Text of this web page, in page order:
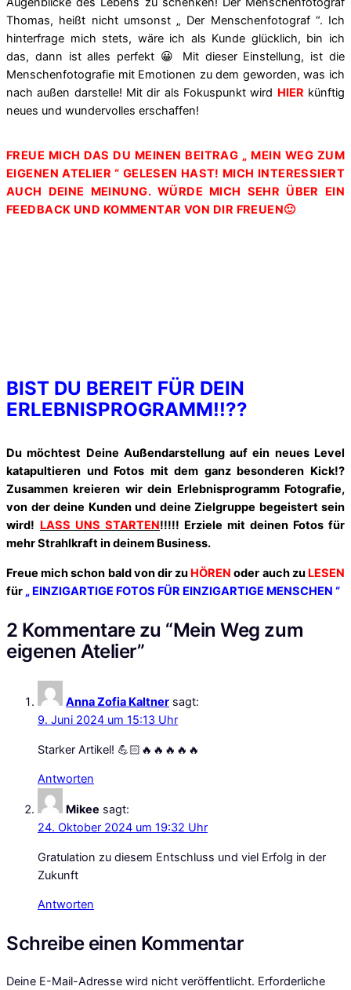
Thomas, heißt nicht umsonst „ Der Menschenfotograf “. Ich
hinterfrage mich stets, wäre ich als Kunde glücklich, bin ich
das, dann ist alles perfekt 😀 Mit dieser Einstellung, ist die
Menschenfotografie mit Emotionen zu dem geworden, was ich
nach außen darstelle! Mit dir als Fokuspunkt wird HIER künftig
neues und wundervolles erschaffen!
FREUE MICH DAS DU MEINEN BEITRAG „ MEIN WEG ZUM
EIGENEN ATELIER “ GELESEN HAST! MICH INTERESSIERT
AUCH DEINE MEINUNG. WÜRDE MICH SEHR ÜBER EIN
FEEDBACK UND KOMMENTAR VON DIR FREUEN🙂
BIST DU BEREIT FÜR DEIN
ERLEBNISPROGRAMM!!??
Du möchtest Deine Außendarstellung auf ein neues Level
katapultieren und Fotos mit dem ganz besonderen Kick!?
Zusammen kreieren wir dein Erlebnisprogramm Fotografie,
von der deine Kunden und deine Zielgruppe begeistert sein
wird! LASS UNS STARTEN!!!!! Erziele mit deinen Fotos für
mehr Strahlkraft in deinem Business.
Freue mich schon bald von dir zu HÖREN oder auch zu LESEN
für „ EINZIGARTIGE FOTOS FÜR EINZIGARTIGE MENSCHEN “
2 Kommentare zu “Mein Weg zum
eigenen Atelier”
Anna Zofia Kaltner sagt:
9. Juni 2024 um 15:13 Uhr
Starker Artikel! 💪🏻🔥🔥🔥🔥🔥
Antworten
Mikee sagt:
24. Oktober 2024 um 19:32 Uhr
Gratulation zu diesem Entschluss und viel Erfolg in der
Zukunft
Antworten
Schreibe einen Kommentar
Deine E-Mail-Adresse wird nicht veröffentlicht. Erforderliche